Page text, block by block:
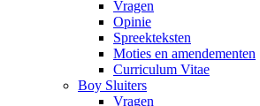
Vragen
Opinie
Spreekteksten
Moties en amendementen
Curriculum Vitae
Boy Sluiters
Vragen